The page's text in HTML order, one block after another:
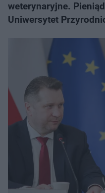
weterynaryjne.
Uniwersytet